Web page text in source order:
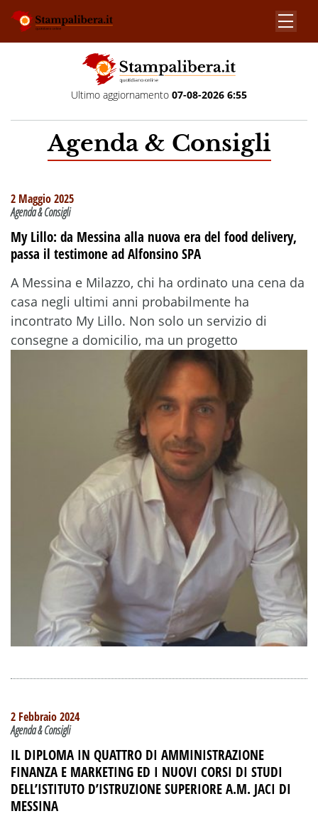
Ultimo aggiornamento 07-08-2026 6:55
Agenda & Consigli
2 Maggio 2025
Agenda & Consigli
My Lillo: da Messina alla nuova era del food delivery,
passa il testimone ad Alfonsino SPA
A Messina e Milazzo, chi ha ordinato una cena da
casa negli ultimi anni probabilmente ha
incontrato My Lillo. Non solo un servizio di
consegne a domicilio, ma un progetto
2 Febbraio 2024
Agenda & Consigli
IL DIPLOMA IN QUATTRO DI AMMINISTRAZIONE
FINANZA E MARKETING ED I NUOVI CORSI DI STUDI
DELL’ISTITUTO D’ISTRUZIONE SUPERIORE A.M. JACI DI
MESSINA